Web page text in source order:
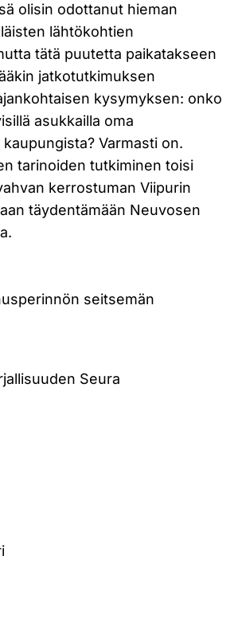
olisin odottanut hieman
lähtökohtien
tätä puutetta paikatakseen
jatkotutkimuksen
kysymyksen: onko
asukkailla oma
Varmasti on.
tarinoiden tutkiminen toisi
kerrostuman Viipurin
täydentämään Neuvosen
seitsemän
Seura